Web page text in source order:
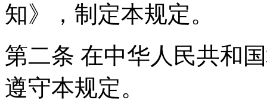
知》，制定本规定。
第二条 在中华人民共和
遵守本规定。